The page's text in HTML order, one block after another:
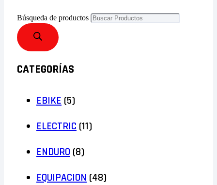
Búsqueda de productos
CATEGORÍAS
EBIKE (5)
ELECTRIC (11)
ENDURO (8)
EQUIPACION (48)